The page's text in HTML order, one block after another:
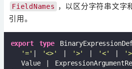
FieldNames ，以区分字符串文字
引用。
export type
'='
'<>' '>' '<'
Value |